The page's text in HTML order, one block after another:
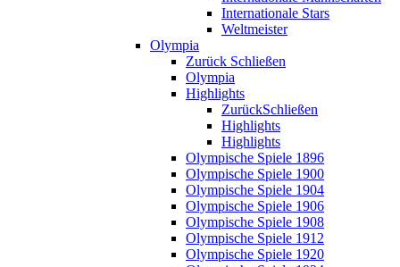
Internationale Stars
Weltmeister
Olympia
Zurück Schließen
Olympia
Highlights
ZurückSchließen
Highlights
Highlights
Olympische Spiele 1896
Olympische Spiele 1900
Olympische Spiele 1904
Olympische Spiele 1906
Olympische Spiele 1908
Olympische Spiele 1912
Olympische Spiele 1920